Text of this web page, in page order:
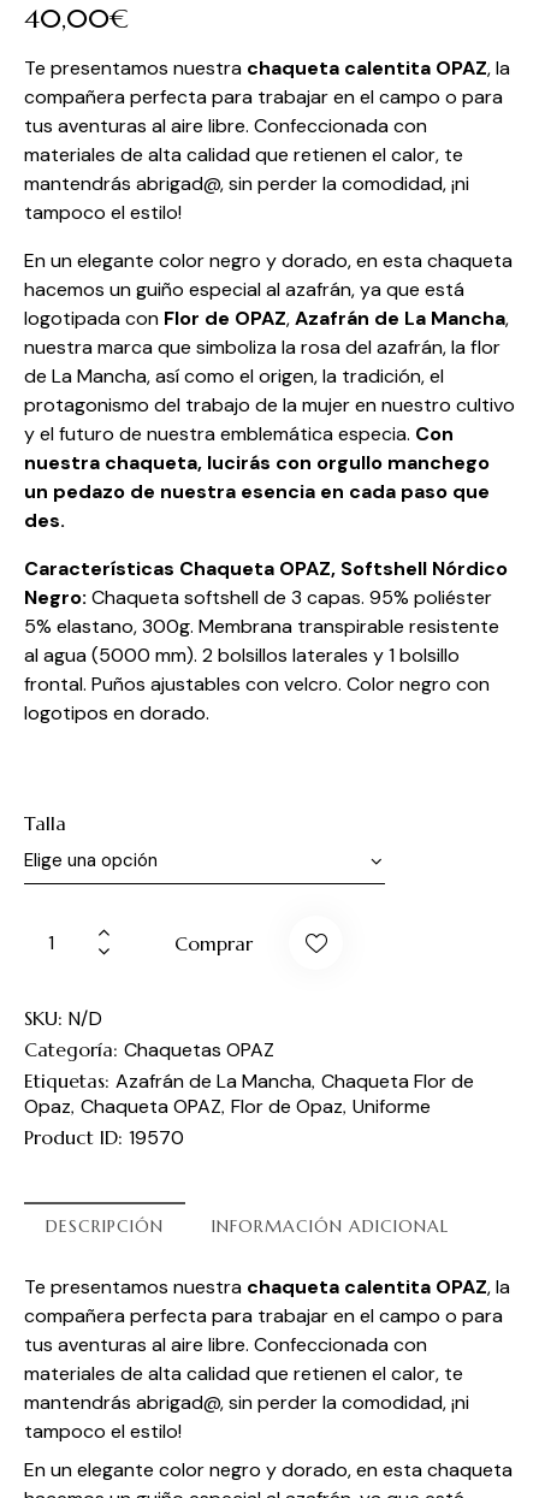
40,00€
Te presentamos nuestra chaqueta calentita OPAZ, la
compañera perfecta para trabajar en el campo o para
tus aventuras al aire libre. Confeccionada con
materiales de alta calidad que retienen el calor, te
mantendrás abrigad@, sin perder la comodidad, ¡ni
tampoco el estilo!
En un elegante color negro y dorado, en esta chaqueta
hacemos un guiño especial al azafrán, ya que está
logotipada con Flor de OPAZ,Azafrán de La Mancha,
nuestra marca que simboliza la rosa del azafrán, la flor
de La Mancha, así como el origen, la tradición, el
protagonismo del trabajo de la mujer en nuestro cultivo
y el futuro de nuestra emblemática especia. Con
nuestra chaqueta, lucirás con orgullo manchego
un pedazo de nuestra esencia en cada paso que
des.
Características Chaqueta OPAZ, Softshell Nórdico
Negro: Chaqueta softshell de 3 capas. 95% poliéster
5% elastano, 300g. Membrana transpirable resistente
al agua (5000 mm). 2 bolsillos laterales y 1 bolsillo
frontal. Puños ajustables con velcro. Color negro con
logotipos en dorado.
Talla
Comprar
SKU: N/D
Categoría: Chaquetas OPAZ
Etiquetas: Azafrán de La Mancha, Chaqueta Flor de
Opaz, Chaqueta OPAZ, Flor de Opaz, Uniforme
Product ID: 19570
DESCRIPCIÓN INFORMACIÓN ADICIONAL
Te presentamos nuestra chaqueta calentita OPAZ, la
compañera perfecta para trabajar en el campo o para
tus aventuras al aire libre. Confeccionada con
materiales de alta calidad que retienen el calor, te
mantendrás abrigad@, sin perder la comodidad, ¡ni
tampoco el estilo!
En un elegante color negro y dorado, en esta chaqueta